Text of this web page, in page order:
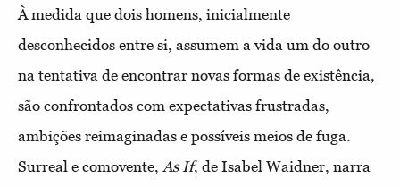
À medida que dois homens, inicialmente
desconhecidos entre si, assumem a vida um do outro
na tentativa de encontrar novas formas de existência,
são confrontados com expectativas frustradas,
ambições reimaginadas e possíveis meios de fuga.
Surreal e comovente,As If, de Isabel Waidner, narra